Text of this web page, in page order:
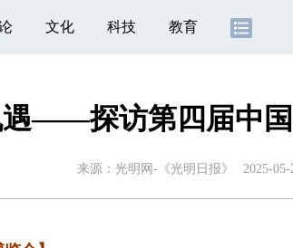
文化 科技 教育
——探访第四届中
来源： 光明网-《光明日报》 2025-05-